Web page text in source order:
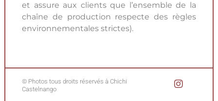
et assure aux clients que l’ensemble de la
chaîne de production respecte des règles
environnementales strictes).
© Photos tous droits réservés à Chichi
Castelnango